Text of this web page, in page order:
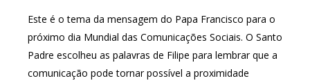
Este é o tema da mensagem do Papa Francisco para o
próximo dia Mundial das Comunicações Sociais. O Santo
Padre escolheu as palavras de Filipe para lembrar que a
comunicação pode tornar possível a proximidade